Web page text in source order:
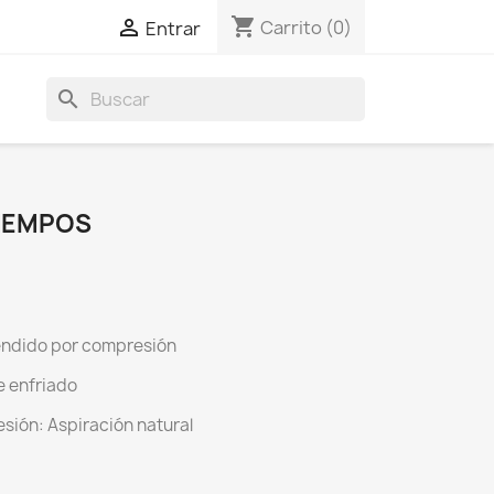
 Entrar shopping_cart Carrito (0)
search
por compresión
enfriado
Aspiración natural